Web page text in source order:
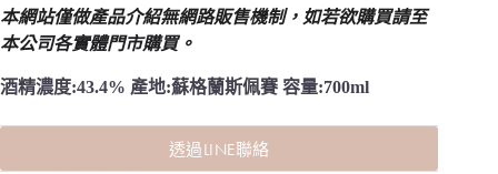
格：
NT$ 5,980。
格：
NT$ 5,400。
本網站僅做產品介紹無網路販售機制， 如若欲購買請至
本公司各實體門市購買。
酒精濃度:43.4% 產地:蘇格蘭斯佩賽 容量:700ml
透過LINE聯絡